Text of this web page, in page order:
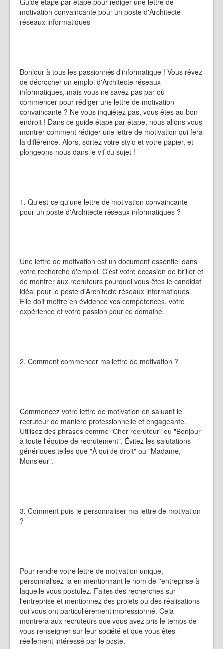
Guide étape par étape pour rédiger une lettre de
motivation convaincante pour un poste d'Architecte
réseaux informatiques
Bonjour à tous les passionnés d'informatique ! Vous rêvez
de décrocher un emploi d'Architecte réseaux
informatiques, mais vous ne savez pas par où
commencer pour rédiger une lettre de motivation
convaincante ? Ne vous inquiétez pas, vous êtes au bon
endroit ! Dans ce guide étape par étape, nous allons vous
montrer comment rédiger une lettre de motivation qui fera
la différence. Alors, sortez votre stylo et votre papier, et
plongeons-nous dans le vif du sujet !
1. Qu'est-ce qu'une lettre de motivation convaincante
pour un poste d'Architecte réseaux informatiques ?
Une lettre de motivation est un document essentiel dans
votre recherche d'emploi. C'est votre occasion de briller et
de montrer aux recruteurs pourquoi vous êtes le candidat
idéal pour le poste d'Architecte réseaux informatiques.
Elle doit mettre en évidence vos compétences, votre
expérience et votre passion pour ce domaine.
2. Comment commencer ma lettre de motivation ?
Commencez votre lettre de motivation en saluant le
recruteur de manière professionnelle et engageante.
Utilisez des phrases comme "Cher recruteur" ou "Bonjour
à toute l'équipe de recrutement". Évitez les salutations
génériques telles que "À qui de droit" ou "Madame,
Monsieur".
3. Comment puis-je personnaliser ma lettre de motivation
?
Pour rendre votre lettre de motivation unique,
personnalisez-la en mentionnant le nom de l'entreprise à
laquelle vous postulez. Faites des recherches sur
l'entreprise et mentionnez des projets ou des réalisations
qui vous ont particulièrement impressionné. Cela
montrera aux recruteurs que vous avez pris le temps de
vous renseigner sur leur société et que vous êtes
réellement intéressé par le poste.